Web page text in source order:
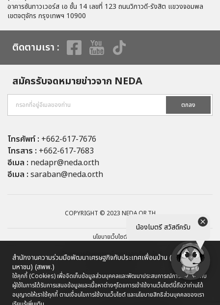
น้องไมตรี สวัสดีครับ
อาคารซันทาวเวอร์ส เอ ชั้น 14 เลขที่ 123 ถนนวิภาวดี-รังสิต แขวงจอมพล
เขตจตุจักร กรุงเทพฯ 10900
ติดตามเรา :
สมัครรับจดหมายข่าวจาก NEDA
ตกลง
โทรศัพท์ : +662-617-7676
โทรสาร : +662-617-7683
อีเมล : nedapr@neda.or.th
อีเมล : saraban@neda.or.th
COPYRIGHT © 2023 NEDA.OR.TH
นโยบายเว็บไซต์
นโยบายการรักษาความมั่นคงปลอดภัยเว็บไซต์
นโยบายการคุ้มครองข้อมูลส่วนบุคคล
ผังเว็บไซต์
สำนักงานความร่วมมือพัฒนาเศรษฐกิจกับประเทศเพื่อนบ้าน (องค์การ
มหาชน) (สพพ.)
ใช้คุกกี้ (Cookies) เพื่อจัดเก็บข้อมูลส่วนบุคคลและพัฒนาประสบการณ์การใช้งานให้กับ
ผู้ใช้ในการได้รับการเสนอข้อมูลและเนื้อหาต่างๆโดยการเข้าใช้งานเว็บไซต์นี้ถือว่าท่านได้
อนุญาตให้เราใช้คุกกี้ ตามเงื่อนไขการใช้งานเว็บไซต์ และนโยบายสิทธิส่วนบุคคลของเรา